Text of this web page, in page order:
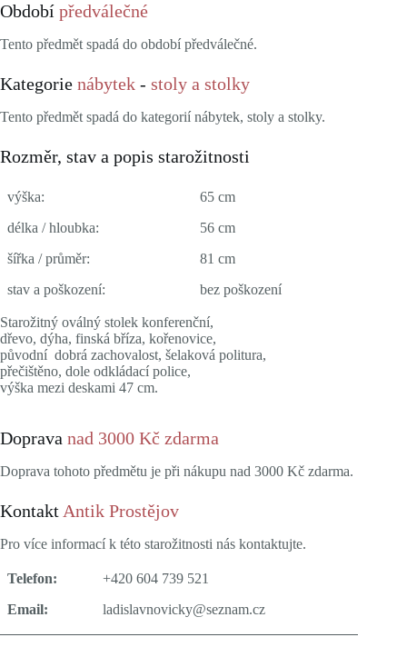
Období předválečné
Tento předmět spadá do období předválečné.
Kategorie nábytek - stoly a stolky
Tento předmět spadá do kategorií nábytek, stoly a stolky.
Rozměr, stav a popis starožitnosti
výška:
65 cm
délka / hloubka:
56 cm
šířka / průměr:
81 cm
stav a poškození:
bez poškození
Starožitný oválný stolek konferenční,
dřevo, dýha, finská bříza, kořenovice,
původní dobrá zachovalost, šelaková politura,
přečištěno, dole odkládací police,
výška mezi deskami 47 cm.
Doprava nad 3000 Kč zdarma
Doprava tohoto předmětu je při nákupu nad 3000 Kč zdarma.
Kontakt Antik Prostějov
Pro více informací k této starožitnosti nás kontaktujte.
Telefon:
+420 604 739 521
Email:
ladislavnovicky@seznam.cz